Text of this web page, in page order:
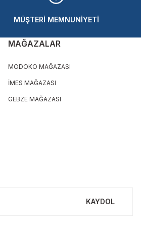
MÜŞTERİ MEMNUNİYETİ
MAĞAZALAR
MODOKO MAĞAZASI
İMES MAĞAZASI
GEBZE MAĞAZASI
KAYDOL